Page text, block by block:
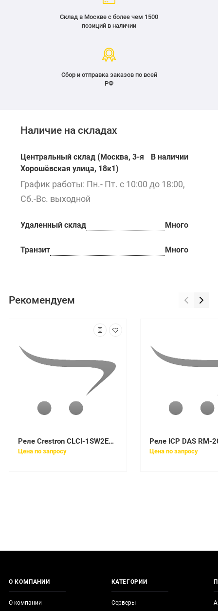
Склад в Москве с более чем 1500
позиций в наличии
Сбор и отправка заказов по всей
РФ
Наличие на складах
Центральный склад (Москва, 3-я
Хорошёвская улица, 18к1)
В наличии
График работы: Пн.- Пт. с 10:00 до 18:00,
Сб.-Вс. выходной
Удаленный склад Много
Транзит Много
Рекомендуем
Реле Crestron CLCI-1SW2EX-W
Цена по запросу
Реле ICP DAS RM-
Цена по запросу
О КОМПАНИИ
О компании
КАТЕГОРИИ
Серверы